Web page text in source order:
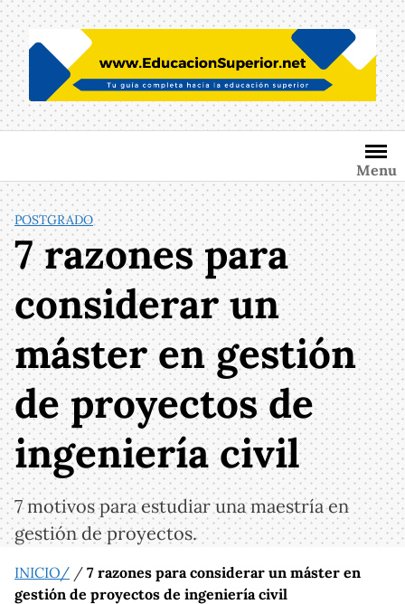
Saltar
al
contenido
Menu
POSTGRADO
7 razones para
considerar un
máster en gestión
de proyectos de
ingeniería civil
7 motivos para estudiar una maestría en
gestión de proyectos.
INICIO/ / 7 razones para considerar un máster en
gestión de proyectos de ingeniería civil